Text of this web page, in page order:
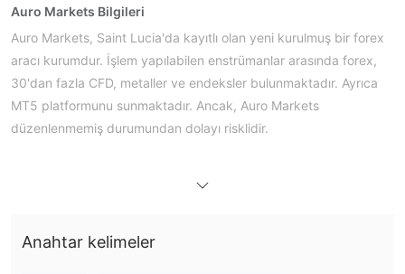
Auro Markets Bilgileri
Auro Markets, Saint Lucia'da kayıtlı olan yeni kurulmuş bir forex
aracı kurumdur. İşlem yapılabilen enstrümanlar arasında forex,
30'dan fazla CFD, metaller ve endeksler bulunmaktadır. Ayrıca
MT5 platformunu sunmaktadır. Ancak, Auro Markets
düzenlenmemiş durumundan dolayı risklidir.
düzenlenmemiştir
farkında olun!
Anahtar kelimeler